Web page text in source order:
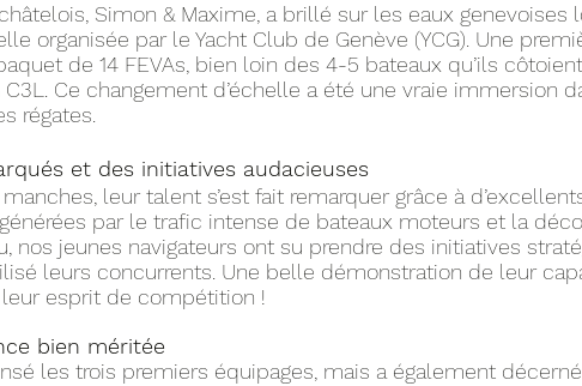
Simon & Maxime, a brillé sur les eaux genevoises
organisée par le Yacht Club de Genève (YCG). Une
de 14 FEVAs, bien loin des 4-5 bateaux qu’ils côtoient
Ce changement d’échelle a été une vraie immersion
régates.
et des initiatives audacieuses
leur talent s’est fait remarquer grâce à
par le trafic intense de bateaux moteurs et la
nos jeunes navigateurs ont su prendre des initiatives
leurs concurrents. Une belle démonstration de leur
leur esprit de compétition !
bien méritée
les trois premiers équipages, mais a également